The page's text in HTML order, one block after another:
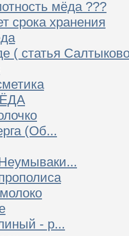
мёда ???
срока хранения
( статья
(Об...
- р...